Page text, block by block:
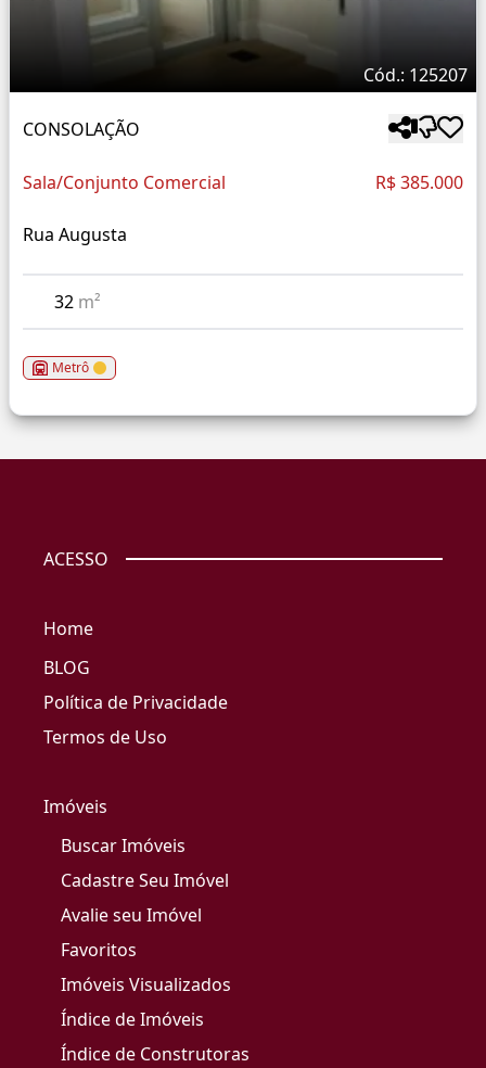
Cód.: 125207
CONSOLAÇÃO
Sala/Conjunto Comercial R$ 385.000
Rua Augusta
32 m²
Metrô
ACESSO
Home
BLOG
Política de Privacidade
Termos de Uso
Imóveis
Buscar Imóveis
Cadastre Seu Imóvel
Avalie seu Imóvel
Favoritos
Imóveis Visualizados
Índice de Imóveis
Índice de Construtoras